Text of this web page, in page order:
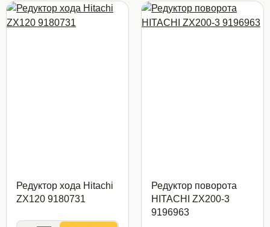
Редуктор хода Hitachi
ZX120 9180731
Редуктор поворота
HITACHI ZX200-3
9196963